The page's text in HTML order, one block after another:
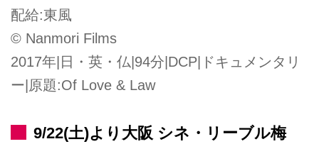
配給:東風
© Nanmori Films
2017年|日・英・仏|94分|DCP|ドキュメンタリ
ー|原題:Of Love & Law
9/22(土)より大阪 シネ・リーブル梅